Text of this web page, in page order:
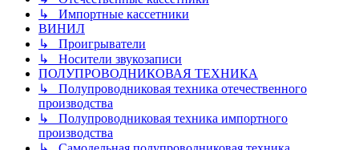
↳ Импортные кассетники
ВИНИЛ
↳ Проигрыватели
↳ Носители звукозаписи
ПОЛУПРОВОДНИКОВАЯ ТЕХНИКА
↳ Полупроводниковая техника отечественного
производства
↳ Полупроводниковая техника импортного
производства